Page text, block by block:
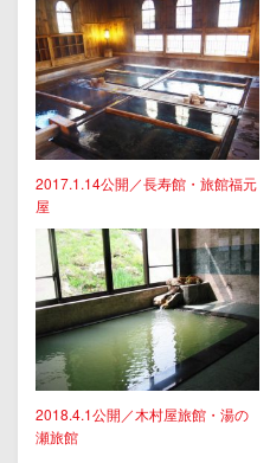
2017.1.14公開／長寿館・旅館福元
屋
2018.4.1公開／木村屋旅館・湯の
瀬旅館